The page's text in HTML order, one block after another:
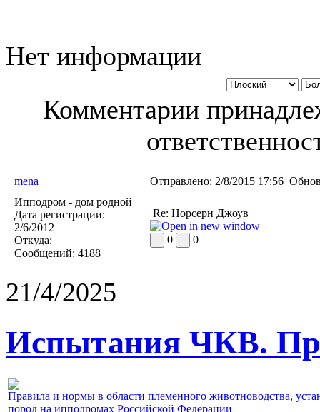
Нет информации
Комментарии
mena Отправлено: 2/8/2015 17:56
Ипподром - дом родной
Дата регистрации:
2/6/2012
Откуда:
Сообщений: 4188
Re: Норсерн Джоув
0 0
21/4/2025
Испытания ЧКВ.
Правила и нормы в области племенного животноводства,
пород на ипподромах Российской Федерации